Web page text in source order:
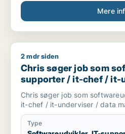
Mere
Chris søger job som
2 mdr siden
Chris søger job som
supporter / it-chef / it-
manager
Chris søger job som
it-chef / it-underviser / data
Type